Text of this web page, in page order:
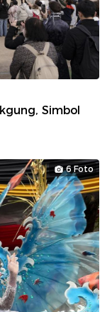
Simbol
6 Foto